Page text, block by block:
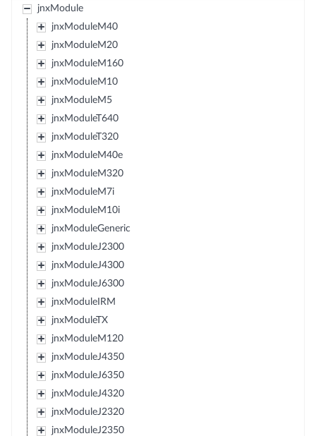
jnxModule
jnxModuleM40
jnxModuleM20
jnxModuleM160
jnxModuleM10
jnxModuleM5
jnxModuleT640
jnxModuleT320
jnxModuleM40e
jnxModuleM320
jnxModuleM7i
jnxModuleM10i
jnxModuleGeneric
jnxModuleJ2300
jnxModuleJ4300
jnxModuleJ6300
jnxModuleIRM
jnxModuleTX
jnxModuleM120
jnxModuleJ4350
jnxModuleJ6350
jnxModuleJ4320
jnxModuleJ2320
jnxModuleJ2350